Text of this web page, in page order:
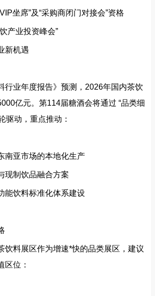
坐席”及“采购商闭门对接会”资格
产业投资峰会”
新机遇‌
行业年度报告》预测，2026年国内茶饮
亿元。第114届糖酒会将通过 ‌“品类细
驱动，重点推动：
南亚市场的本地化生产
现制饮品融合方案
能饮料标准化体系建设
饮料展区作为增速*快的品类展区，建议
区位：